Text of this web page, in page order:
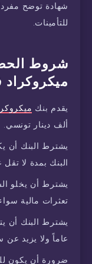
شهادة توضح
للتأمينات.
شروط
يقدم بنك
ألف دينار تونسي.
يشترط البنك
البنك بمدة لا
يشترط أن يخلو
تعثرات مالية
يشترط البنك أن
عاماً ولا يزيد عن
ضرورة أن يكون